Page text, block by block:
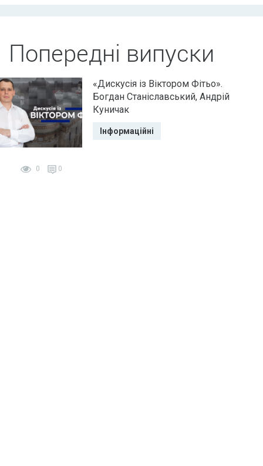
Попередні випуски
0 0
«Дискусія із Віктором Фітьо».
Богдан Станіславський, Андрій
Куничак
Інформаційні